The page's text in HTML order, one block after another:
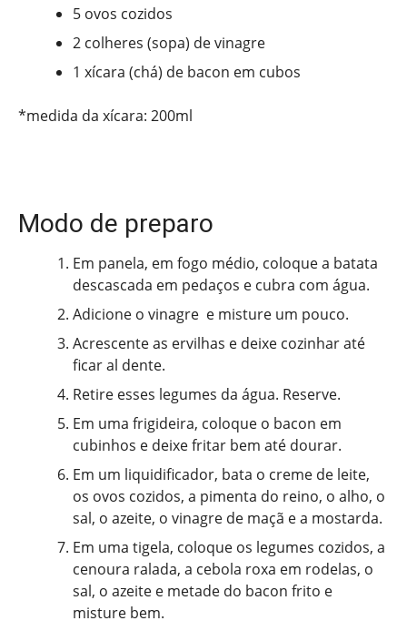
5 ovos cozidos
2 colheres (sopa) de vinagre
1 xícara (chá) de bacon em cubos
*medida da xícara: 200ml
Modo de preparo
Em panela, em fogo médio, coloque a batata
descascada em pedaços e cubra com água.
Adicione o vinagre e misture um pouco.
Acrescente as ervilhas e deixe cozinhar até
ficar al dente.
Retire esses legumes da água. Reserve.
Em uma frigideira, coloque o bacon em
cubinhos e deixe fritar bem até dourar.
Em um liquidificador, bata o creme de leite,
os ovos cozidos, a pimenta do reino, o alho, o
sal, o azeite, o vinagre de maçã e a mostarda.
Em uma tigela, coloque os legumes cozidos, a
cenoura ralada, a cebola roxa em rodelas, o
sal, o azeite e metade do bacon frito e
misture bem.